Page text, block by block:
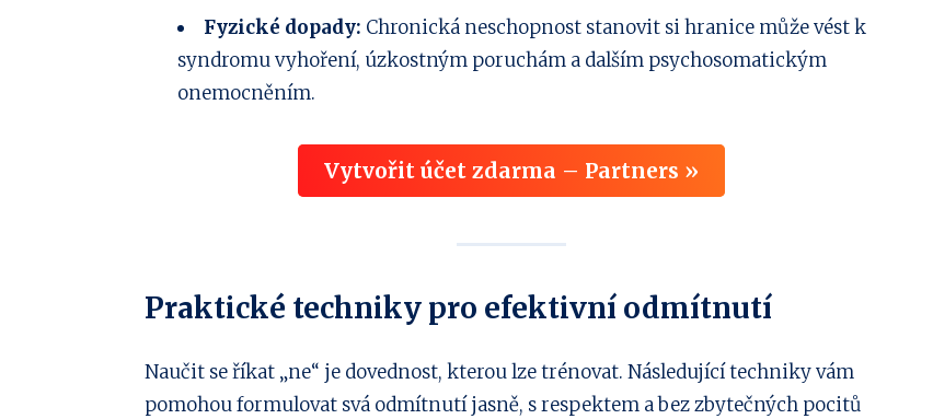
Fyzické dopady: Chronická neschopnost stanovit si hranice může vést k
syndromu vyhoření, úzkostným poruchám a dalším psychosomatickým
onemocněním.
Vytvořit účet zdarma – Partners »
Praktické techniky pro efektivní odmítnutí
Naučit se říkat „ne“ je dovednost, kterou lze trénovat. Následující techniky vám
pomohou formulovat svá odmítnutí jasně, s respektem a bez zbytečných pocitů